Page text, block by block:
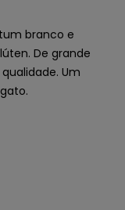
branco e
De grande
Um